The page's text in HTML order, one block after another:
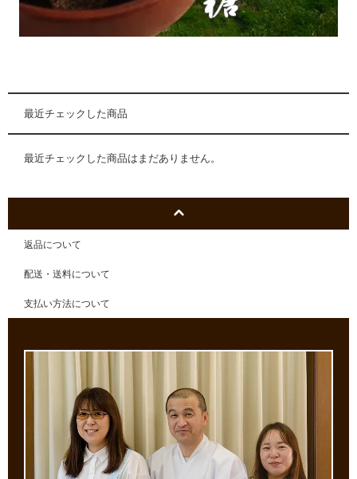
最近チェックした商品
最近チェックした商品はまだありません。
返品について
配送・送料について
支払い方法について